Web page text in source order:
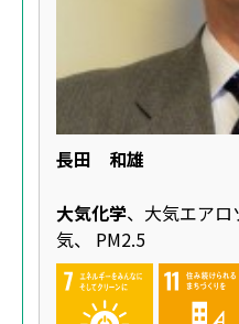
長田 和雄
大気化学、大気エア
気、 PM2.5